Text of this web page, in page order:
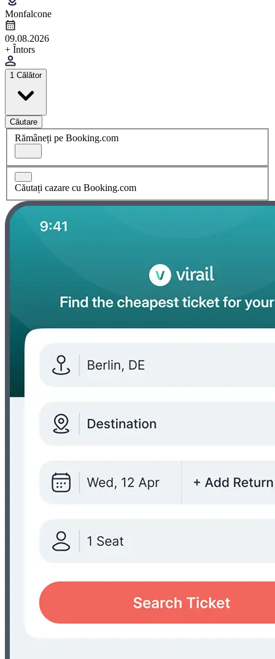
Monfalcone
09.08.2026
+ Întors
1 Călător
Căutare
Rămâneți pe Booking.com
Căutați cazare cu Booking.com